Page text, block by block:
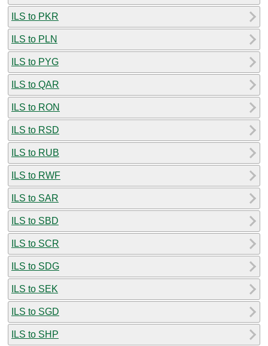
ILS to PKR
ILS to PLN
ILS to PYG
ILS to QAR
ILS to RON
ILS to RSD
ILS to RUB
ILS to RWF
ILS to SAR
ILS to SBD
ILS to SCR
ILS to SDG
ILS to SEK
ILS to SGD
ILS to SHP